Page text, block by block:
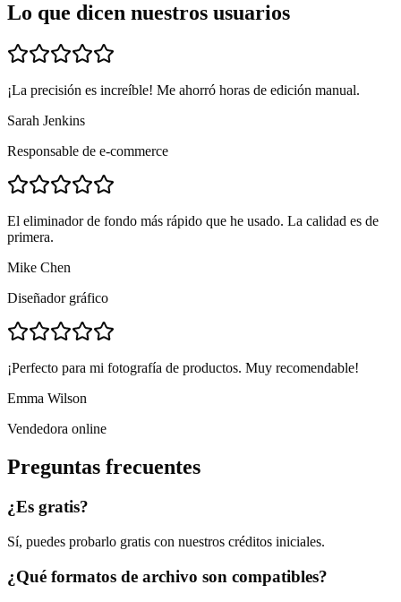
Lo que dicen nuestros usuarios
¡La precisión es increíble! Me ahorró horas de edición manual.
Sarah Jenkins
Responsable de e-commerce
El eliminador de fondo más rápido que he usado. La calidad es de
primera.
Mike Chen
Diseñador gráfico
¡Perfecto para mi fotografía de productos. Muy recomendable!
Emma Wilson
Vendedora online
Preguntas frecuentes
¿Es gratis?
Sí, puedes probarlo gratis con nuestros créditos iniciales.
¿Qué formatos de archivo son compatibles?